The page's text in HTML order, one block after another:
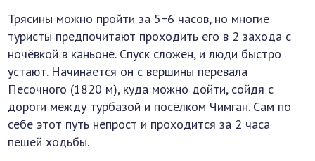
Трясины можно пройти за 5−6 часов, но многие
туристы предпочитают проходить его в 2 захода с
ночёвкой в каньоне. Спуск сложен, и люди быстро
устают. Начинается он с вершины перевала
Песочного (1820 м), куда можно дойти, сойдя с
дороги между турбазой и посёлком Чимган. Сам по
себе этот путь непрост и проходится за 2 часа
пешей ходьбы.